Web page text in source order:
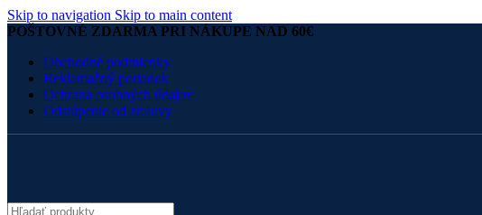
Skip to navigation Skip to main content
POŠTOVNÉ ZDARMA PRI NÁKUPE NAD 60€
Obchodné podmienky
Reklamačný poriadok
Ochrana osobných údajov
Odstúpenie od zmluvy